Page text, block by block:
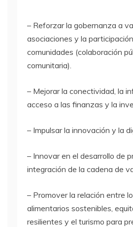
– Reforzar la gobernanza a
asociaciones y la
comunidades (colaboración
comunitaria).
– Mejorar la conectividad, la
acceso a las finanzas y la
– Impulsar la innovación y la
– Innovar en el desarrollo de
integración de la cadena de
– Promover la relación entre
alimentarios sostenibles,
resilientes y el turismo para